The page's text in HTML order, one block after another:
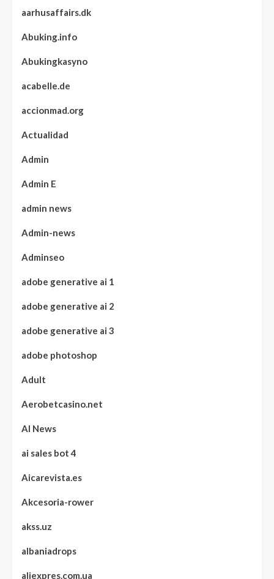
aarhusaffairs.dk
Abuking.info
Abukingkasyno
acabelle.de
accionmad.org
Actualidad
Admin
Admin E
admin news
Admin-news
Adminseo
adobe generative ai 1
adobe generative ai 2
adobe generative ai 3
adobe photoshop
Adult
Aerobetcasino.net
AI News
ai sales bot 4
Aicarevista.es
Akcesoria-rower
akss.uz
albaniadrops
aliexpres.com.ua